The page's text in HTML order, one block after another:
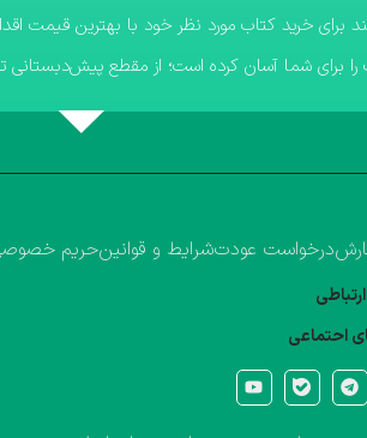
برای خرید کتاب مورد نظر خود با بهترین قیمت
شما آسان کرده است؛ از مقطع پیش‌دبستانی
درخواست عودتشرایط و قوانینحریم
احتماعی